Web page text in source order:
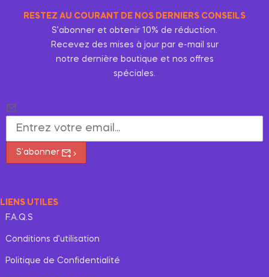
RESTEZ AU COURANT DE NOS DERNIERS CONSEILS
S’abonner et obtenir 10% de réduction.
Recevez des mises à jour par e-mail sur
notre dernière boutique et nos offres
spéciales.
S'abonner
LIENS UTILES
F.A.Q.S
Conditions d’utilisation
Politique de Confidentialité